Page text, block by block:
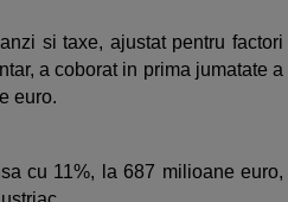
si taxe, ajustat pentru factori
a coborat in prima jumatate a
euro.
cu 11%, la 687 milioane euro,